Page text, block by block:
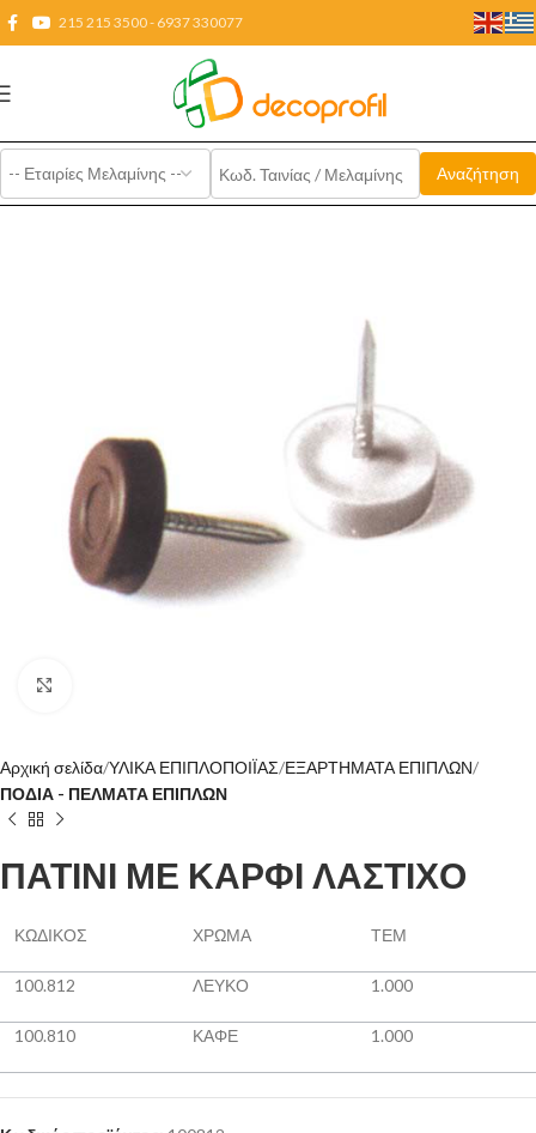
215 215 3500 - 6937 330077
Αρχική σελίδα ΥΛΙΚΑ ΕΠΙΠΛΟΠΟΙΪΑΣ ΕΞΑΡΤΗΜΑΤΑ ΕΠΙΠΛΩΝ
ΠΟΔΙΑ - ΠΕΛΜΑΤΑ ΕΠΙΠΛΩΝ
ΠΑΤΙΝΙ ΜΕ ΚΑΡΦΙ ΛΑΣΤΙΧΟ
ΚΩΔΙΚΟΣ ΧΡΩΜΑ ΤΕΜ
100.812 ΛΕΥΚΟ 1.000
100.810 ΚΑΦΕ 1.000